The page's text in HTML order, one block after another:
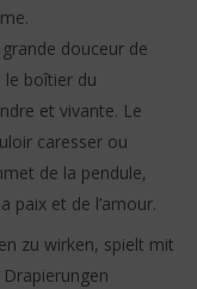
douceur de
le boîtier du
et vivante. Le
caresser ou
de la pendule,
paix et de l’amour.
zu wirken, spielt mit